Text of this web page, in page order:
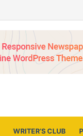
WRITER’S CLUB